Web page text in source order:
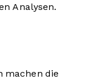
Analysen.
machen die